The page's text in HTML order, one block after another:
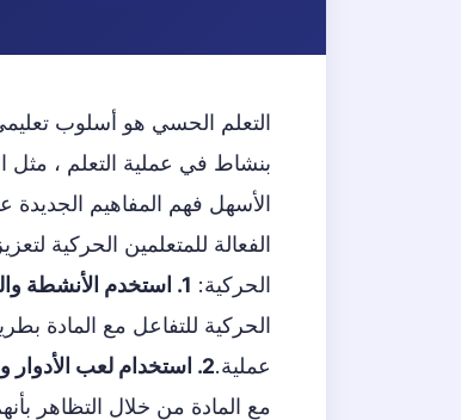
التعلم الحسي هو أسلوب
بنشاط في عملية التعلم ، مثل
الأسهل فهم المفاهيم
الفعالة للمتعلمين الحركية
الحركية: 1. استخدم الأنشطة والتجارب العملية
الحركية للتفاعل مع المادة
عملية.2. استخدام لعب الأدوار والمحاكاة
مع المادة من خلال التظاهر